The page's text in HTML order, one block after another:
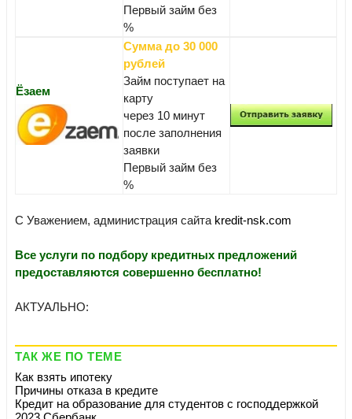
Первый займ без
%
Ёзаем
Сумма до 30 000
рублей
Займ поступает на
карту
через 10 минут
после заполнения
заявки
Первый займ без
%
С Уважением, администрация сайта kredit-nsk.com
Все услуги по подбору кредитных предложений
предоставляются совершенно бесплатно!
АКТУАЛЬНО:
ТАК ЖЕ ПО ТЕМЕ
Как взять ипотеку
Причины отказа в кредите
Кредит на образование для студентов с господдержкой